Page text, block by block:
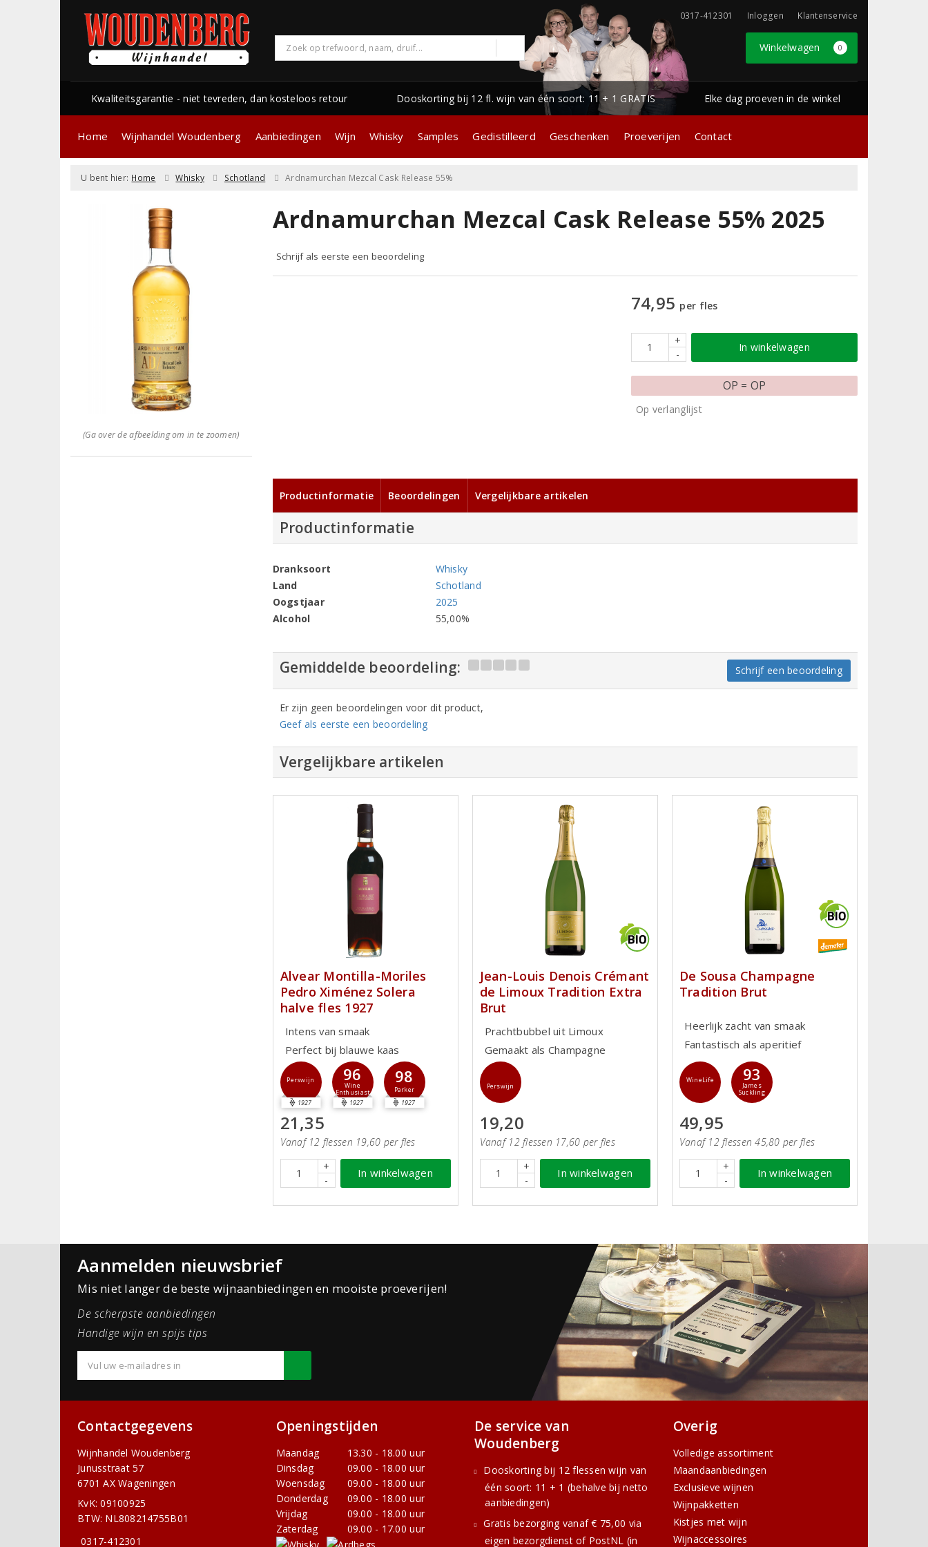
0317-412301 Inloggen Klantenservice
Winkelwagen 0
Kwaliteitsgarantie - niet tevreden, dan kosteloos retour Dooskorting bij 12 fl. wijn van één soort: 11 + 1 GRATIS Elke dag proeven in de winkel
Home Wijnhandel Woudenberg Aanbiedingen Wijn Whisky Samples Gedistilleerd Geschenken Proeverijen Contact
U bent hier: Home Whisky Schotland Ardnamurchan Mezcal Cask Release 55%
(Ga over de afbeelding om in te zoomen)
Ardnamurchan Mezcal Cask Release 55% 2025
Schrijf als eerste een beoordeling
74,95 per fles
+
-
In winkelwagen
OP = OP
Op verlanglijst
Productinformatie Beoordelingen Vergelijkbare artikelen
Productinformatie
Dranksoort
Whisky
Land
Schotland
Oogstjaar
2025
Alcohol
55,00%
Gemiddelde beoordeling: Schrijf een beoordeling
Er zijn geen beoordelingen voor dit product,
Geef als eerste een beoordeling
Vergelijkbare artikelen
Alvear Montilla-Moriles
Pedro Ximénez Solera
halve fles 1927
Intens van smaak
Perfect bij blauwe kaas
Perswijn
1927
96
Wine
Enthusiast
1927
98
Parker
1927
21,35
Vanaf 12 flessen 19,60 per fles
+
-
In winkelwagen
Jean-Louis Denois Crémant
de Limoux Tradition Extra
Brut
Prachtbubbel uit Limoux
Gemaakt als Champagne
Perswijn
19,20
Vanaf 12 flessen 17,60 per fles
+
-
In winkelwagen
De Sousa Champagne
Tradition Brut
Heerlijk zacht van smaak
Fantastisch als aperitief
WineLife 93
James
Suckling
49,95
Vanaf 12 flessen 45,80 per fles
+
-
In winkelwagen
Aanmelden nieuwsbrief
Mis niet langer de beste wijnaanbiedingen en mooiste proeverijen!
De scherpste aanbiedingen
Handige wijn en spijs tips
Contactgegevens
Wijnhandel Woudenberg
Junusstraat 57
6701 AX Wageningen
KvK: 09100925
BTW: NL808214755B01
0317-412301
Openingstijden
Maandag
13.30 - 18.00 uur
Dinsdag
09.00 - 18.00 uur
Woensdag
09.00 - 18.00 uur
Donderdag
09.00 - 18.00 uur
Vrijdag
09.00 - 18.00 uur
Zaterdag
09.00 - 17.00 uur
De service van
Woudenberg
Dooskorting bij 12 flessen wijn van
één soort: 11 + 1 (behalve bij netto
aanbiedingen)
Gratis bezorging vanaf € 75,00 via
eigen bezorgdienst of PostNL (in
Overig
Volledige assortiment
Maandaanbiedingen
Exclusieve wijnen
Wijnpakketten
Kistjes met wijn
Wijnaccessoires